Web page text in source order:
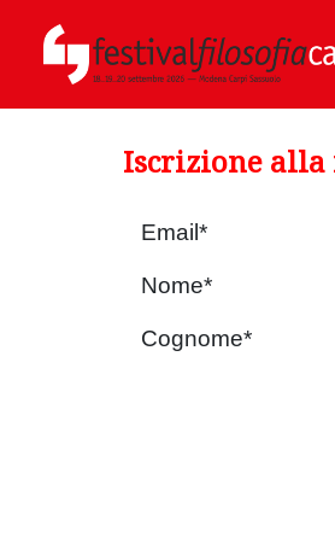
Iscrizione alla
Email *
Nome*
Cognome*